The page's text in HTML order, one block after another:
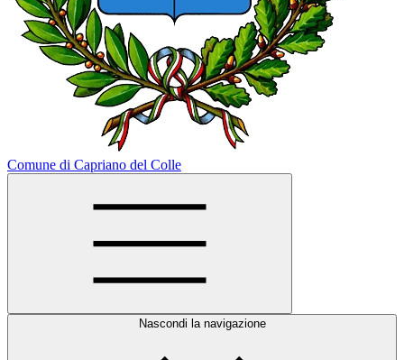
Comune di Capriano del Colle
Nascondi la navigazione